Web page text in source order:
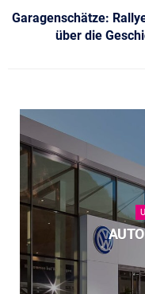
Garagenschätze:
über die